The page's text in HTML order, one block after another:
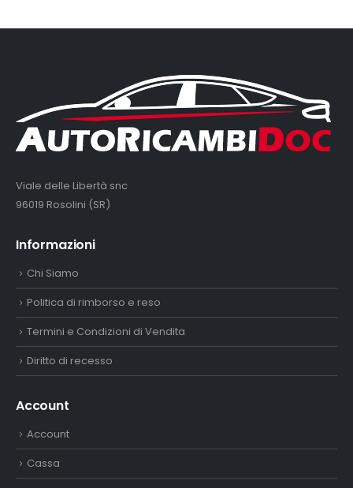
Viale delle Libertà snc
96019 Rosolini (SR)
Informazioni
Chi Siamo
Politica di rimborso e reso
Termini e Condizioni di Vendita
Diritto di recesso
Account
Account
Cassa